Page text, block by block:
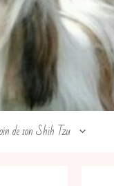
de son Shih Tzu